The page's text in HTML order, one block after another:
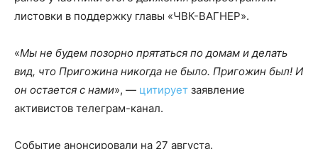
листовки в поддержку главы «ЧВК-ВАГНЕР».
«Мы не будем позорно прятаться по домам и делать
вид, что Пригожина никогда не было. Пригожин был! И
он остается с нами», — цитирует заявление
активистов телеграм-канал.
Событие анонсировали на 27 августа.